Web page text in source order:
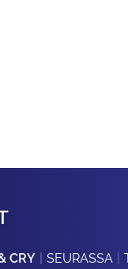
CRY SEURASSA